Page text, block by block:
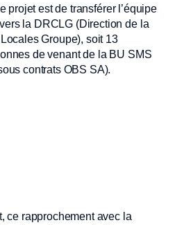
projet est de transférer l’équipe
la DRCLG (Direction de la
Groupe), soit 13
de venant de la BU SMS
contrats OBS SA).
ce rapprochement avec la